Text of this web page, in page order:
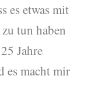
es etwas mit
tun haben
Jahre
es macht mir